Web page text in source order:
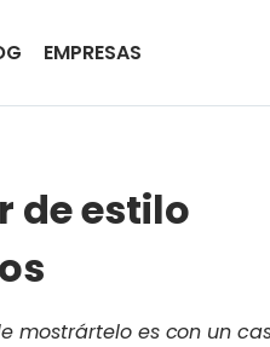
EMPRESAS
de estilo
mostrártelo es con un